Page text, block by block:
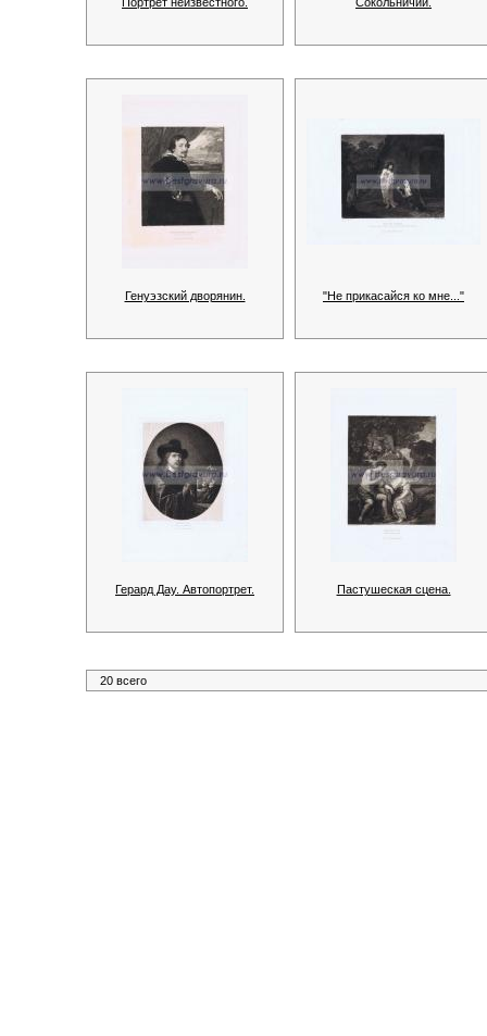
Генуэзский дворянин. "Не прикасайся ко мне..."
Герард Дау. Автопортрет. Пастушеская сцена.
20 всего